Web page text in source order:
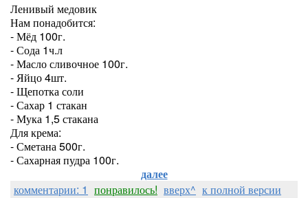
Ленивый медовик
Нам понадобится:
- Мёд 100г.
- Сода 1ч.л
- Масло сливочное 100г.
- Яйцо 4шт.
- Щепотка соли
- Сахар 1 стакан
- Мука 1,5 стакана
Для крема:
- Сметана 500г.
- Сахарная пудра 100г.
далее
комментарии: 1 понравилось! вверх^ к полной версии